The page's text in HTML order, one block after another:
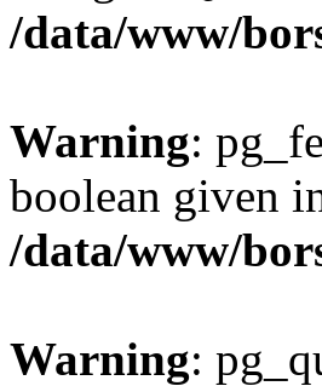
/data/www/
Warning:
boolean given
/data/www/
Warning: